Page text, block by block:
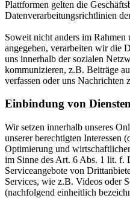
Plattformen gelten die
Datenverarbeitungsrichtlinien
Soweit nicht anders im Rahmen
angegeben, verarbeiten wir die
uns innerhalb der sozialen
kommunizieren, z.B. Beiträge
verfassen oder uns Nachrichten
Einbindung von
Wir setzen innerhalb unseres
unserer berechtigten Interessen
Optimierung und
im Sinne des Art. 6 Abs. 1 lit. f.
Serviceangebote von
Services, wie z.B. Videos oder
(nachfolgend einheitlich